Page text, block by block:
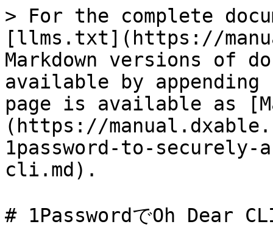
> For the complete
[llms.txt](https://
Markdown versions of
available by
page is available as
(https://
1password-to-
cli.md).
# 1PasswordでOh Dear